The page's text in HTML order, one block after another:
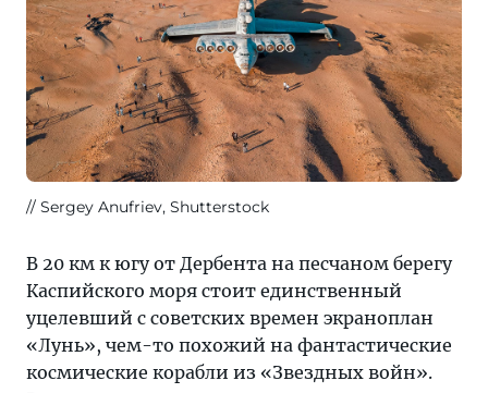
Sergey Anufriev, Shutterstock
В 20 км к югу от Дербента на песчаном берегу
Каспийского моря стоит единственный
уцелевший с советских времен экраноплан
«Лунь», чем-то похожий на фантастические
космические корабли из «Звездных войн».